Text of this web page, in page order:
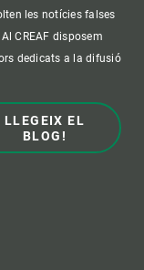
les notícies falses
CREAF disposem
dedicats a la difusió
LLEGEIX EL
BLOG!